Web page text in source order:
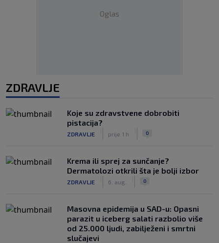
Oglas
ZDRAVLJE
Koje su zdravstvene dobrobiti
pistacija?
ZDRAVLJE prije 1 h 0
Krema ili sprej za sunčanje?
Dermatolozi otkrili šta je bolji izbor
ZDRAVLJE 6. aug. 0
Masovna epidemija u SAD-u: Opasni
parazit u iceberg salati razbolio više
od 25.000 ljudi, zabilježeni i smrtni
slučajevi